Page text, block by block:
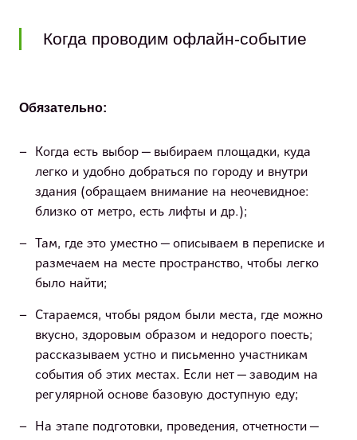
Когда проводим офлайн-событие
Обязательно:
Когда есть выбор — выбираем площадки, куда
легко и удобно добраться по городу и внутри
здания (обращаем внимание на неочевидное:
близко от метро, есть лифты и др.);
Там, где это уместно — описываем в переписке и
размечаем на месте пространство, чтобы легко
было найти;
Стараемся, чтобы рядом были места, где можно
вкусно, здоровым образом и недорого поесть;
рассказываем устно и письменно участникам
события об этих местах. Если нет — заводим на
регулярной основе базовую доступную еду;
На этапе подготовки, проведения, отчетности —